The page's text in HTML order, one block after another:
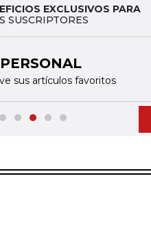
EXCLUSIVOS PARA
SUSCRIPTORES
sus artículos favoritos